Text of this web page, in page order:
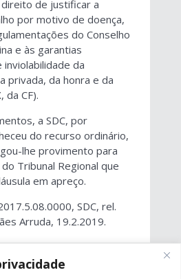
de justificar a
por motivo de doença,
do Conselho
e às garantias
da
privada, da honra e da
da CF).
a SDC, por
do recurso ordinário,
lhe provimento para
Tribunal Regional que
em apreço.
SDC, rel.
Arruda, 19.2.2019.